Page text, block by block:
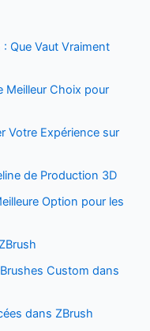
Que Vaut Vraiment
Meilleur Choix pour
Votre Expérience sur
de Production 3D
Option pour les
Custom dans
dans ZBrush